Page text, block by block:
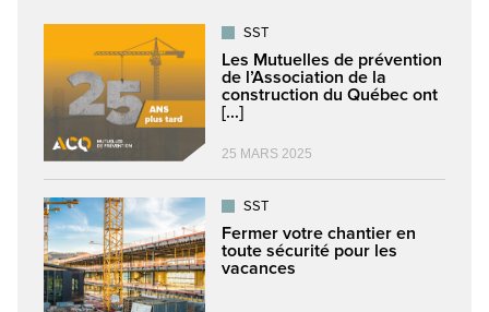
SST
Les Mutuelles de prévention
de l’Association de la
construction du Québec ont
[...]
25 MARS 2025
SST
Fermer votre chantier en
toute sécurité pour les
vacances